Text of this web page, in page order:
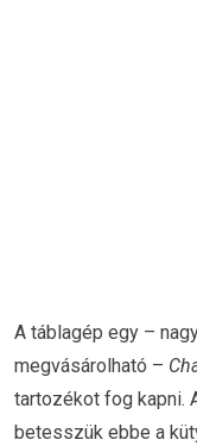
A táblagép egy –
megvásárolható –
tartozékot fog kapni.
betesszük ebbe a